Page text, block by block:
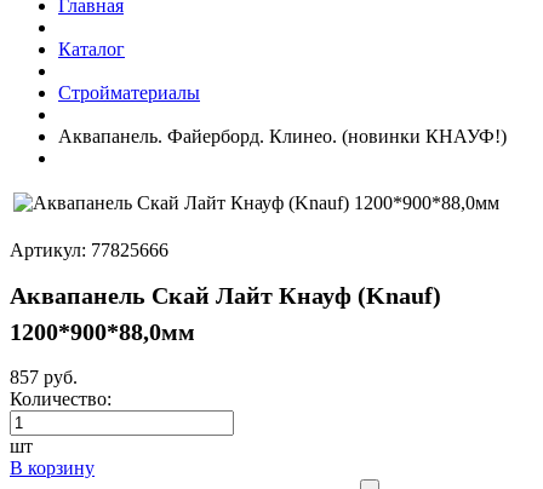
Главная
Каталог
Стройматериалы
Аквапанель. Файерборд. Клинео. (новинки КНАУФ!)
Артикул: 77825666
Аквапанель Скай Лайт Кнауф (Knauf)
1200*900*88,0мм
857 руб.
Количество:
шт
В корзину